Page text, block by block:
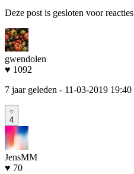
Deze post is gesloten voor reacties
gwendolen
♥ 1092
7 jaar geleden - 11-03-2019 19:40
4
JensMM
♥ 70